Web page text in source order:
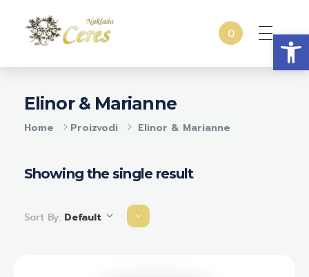
0
Home Proizvodi Elinor & Marianne
Elinor & Marianne
Showing the single result
Sort By: Default